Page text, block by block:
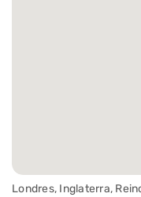
Londres, Inglaterra,